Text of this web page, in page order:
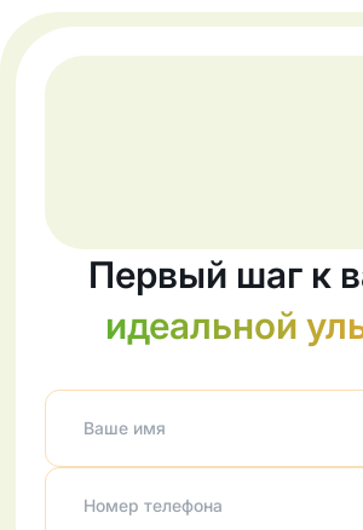
Первый шаг к
идеальной
Ваше имя
Номер телефона